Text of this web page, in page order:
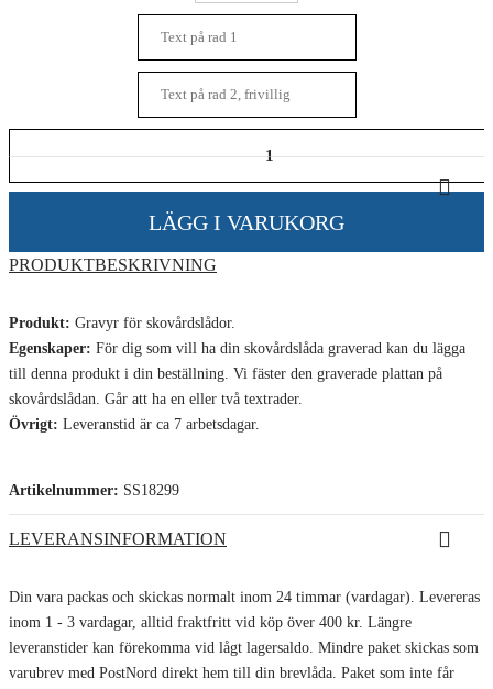
PRODUKTBESKRIVNING
Produkt: Gravyr för skovårdslådor.
Egenskaper: För dig som vill ha din skovårdslåda graverad kan du lägga
till denna produkt i din beställning. Vi fäster den graverade plattan på
skovårdslådan. Går att ha en eller två textrader.
Övrigt: Leveranstid är ca 7 arbetsdagar.
Artikelnummer: SS18299
LEVERANSINFORMATION
Din vara packas och skickas normalt inom 24 timmar (vardagar). Levereras
inom 1 - 3 vardagar, alltid fraktfritt vid köp över 400 kr. Längre
leveranstider kan förekomma vid lågt lagersaldo. Mindre paket skickas som
varubrev med PostNord direkt hem till din brevlåda. Paket som inte får